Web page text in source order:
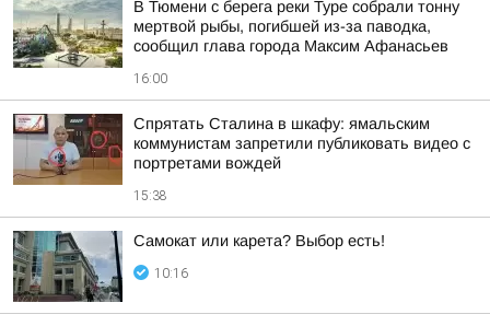
В Тюмени с берега реки Туре собрали тонну
мертвой рыбы, погибшей из-за паводка,
сообщил глава города Максим Афанасьев
16:00
Спрятать Сталина в шкафу: ямальским
коммунистам запретили публиковать видео с
портретами вождей
15:38
Самокат или карета? Выбор есть!
10:16